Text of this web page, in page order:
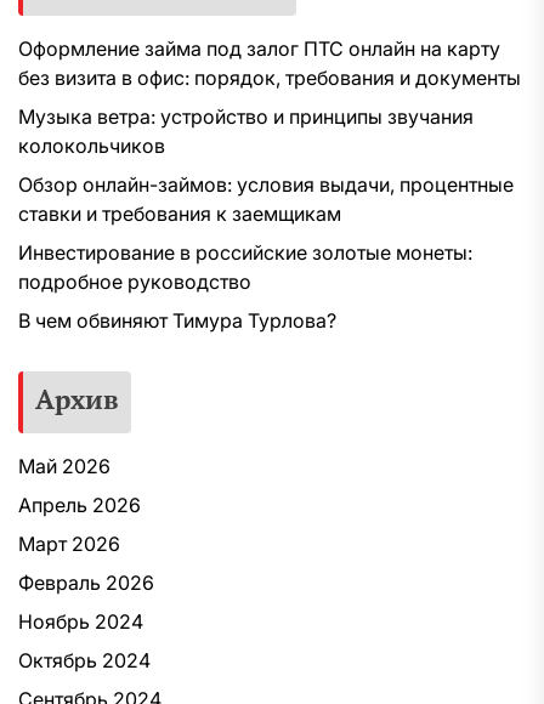
Оформление займа под залог ПТС онлайн на карту
без визита в офис: порядок, требования и документы
Музыка ветра: устройство и принципы звучания
колокольчиков
Обзор онлайн-займов: условия выдачи, процентные
ставки и требования к заемщикам
Инвестирование в российские золотые монеты:
подробное руководство
В чем обвиняют Тимура Турлова?
Архив
Май 2026
Апрель 2026
Март 2026
Февраль 2026
Ноябрь 2024
Октябрь 2024
Сентябрь 2024